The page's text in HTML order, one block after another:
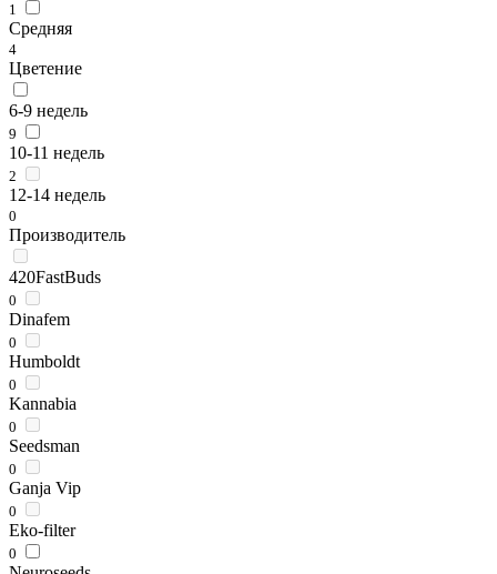
1
Средняя
4
Цветение
6-9 недель
9
10-11 недель
2
12-14 недель
0
Производитель
420FastBuds
0
Dinafem
0
Humboldt
0
Kannabia
0
Seedsman
0
Ganja Vip
0
Eko-filter
0